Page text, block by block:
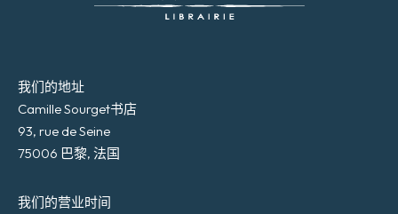
我们的地址
Camille Sourget书店
93, rue de Seine
75006 巴黎, 法国
我们的营业时间